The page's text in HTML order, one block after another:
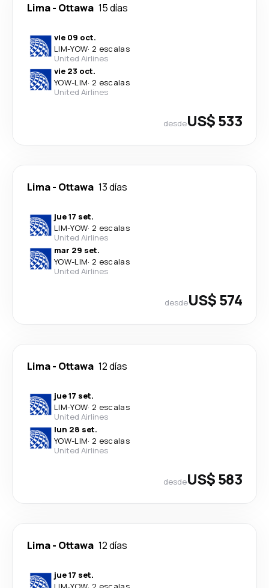
Lima- Ottawa 15 días
vie 09 oct.
LIM-YOW· 2 escalas
United Airlines
vie 23 oct.
YOW-LIM· 2 escalas
United Airlines
desdeUS$ 533
Lima- Ottawa 13 días
jue 17 set.
LIM-YOW· 2 escalas
United Airlines
mar 29 set.
YOW-LIM· 2 escalas
United Airlines
desdeUS$ 574
Lima- Ottawa 12 días
jue 17 set.
LIM-YOW· 2 escalas
United Airlines
lun 28 set.
YOW-LIM· 2 escalas
United Airlines
desdeUS$ 583
Lima- Ottawa 12 días
jue 17 set.